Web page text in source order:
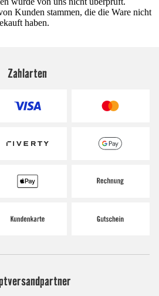
Kunden stammen, die die Ware nicht
haben.
Zahlarten